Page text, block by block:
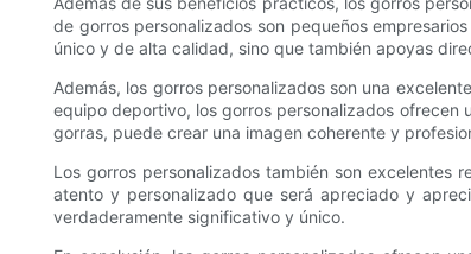
de gorros personalizados son pequeños
único y de alta calidad, sino que también apoyas
Además, los gorros personalizados son una
equipo deportivo, los gorros personalizados ofrecen
gorras, puede crear una imagen coherente y
Los gorros personalizados también son excelentes
atento y personalizado que será apreciado y
verdaderamente significativo y único.